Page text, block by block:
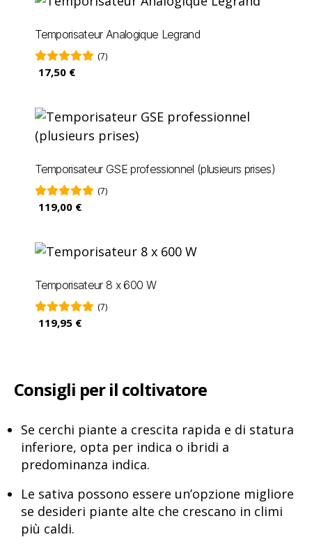
Temporisateur Analogique Legrand
(7)
17,50 €
Temporisateur GSE professionnel (plusieurs prises)
(7)
119,00 €
Temporisateur 8 x 600 W
(7)
119,95 €
Consigli per il coltivatore
Se cerchi piante a crescita rapida e di statura
inferiore, opta per indica o ibridi a
predominanza indica.
Le sativa possono essere un’opzione migliore
se desideri piante alte che crescano in climi
più caldi.